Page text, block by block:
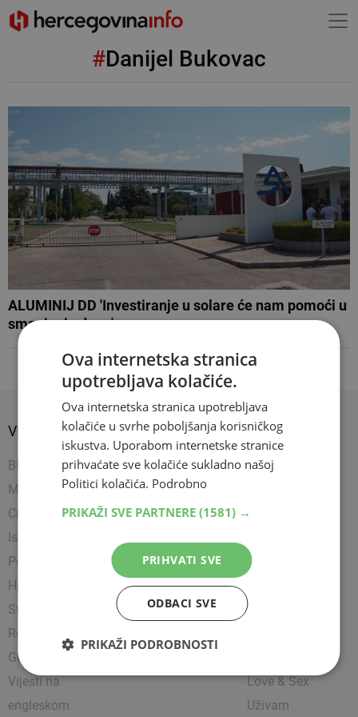
#Danijel Bukovac
ALUMINIJ DD 'Investiranje u solare će nam pomoći u
smanjenju duga'
VIJESTI
BIH
Mostar
Crna kronika
Istražili smo
Politika
Hrvatska
Svijet
Religija
Gospodarstvo
Vijesti na
engleskom
SPORT
Nogomet
Košarka
Rukomet
Borilački sportovi
Tenis
SHOW
Napredujem
Uređujem
Zanimljivosti
Party
Love & Sex
Uživam
Ova internetska stranica
upotrebljava kolačiće.
Ova internetska stranica upotrebljava
kolačiće u svrhe poboljšanja korisničkog
iskustva. Uporabom internetske stranice
prihvaćate sve kolačiće sukladno našoj
Politici kolačića. Podrobno
PRIKAŽI SVE PARTNERE (1581) →
PRIHVATI SVE
ODBACI SVE
PRIKAŽI PODROBNOSTI